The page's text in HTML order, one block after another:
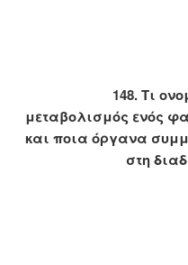
148. Τι
μεταβολισμός ενός
και ποια όργανα
στη